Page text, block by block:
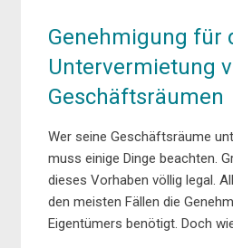
Genehmigung für
Untervermietung
Geschäftsräumen
Wer seine Geschäftsräume
muss einige Dinge beachten.
dieses Vorhaben völlig legal.
den meisten Fällen die
Eigentümers benötigt. Doch